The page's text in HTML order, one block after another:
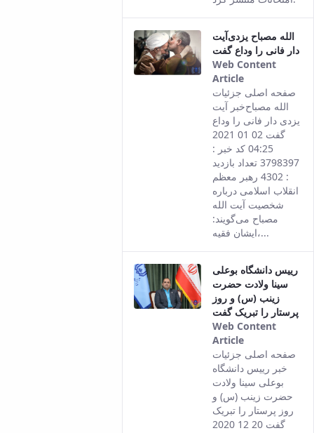
آیت‌‎الله مصباح یزدی
دار فانی را وداع گفت
Web Content
Article
This result
comes from
the Persian
version of
this content.
صفحه اصلی جزئیات
خبر آیت‌‎الله مصباح
یزدی دار فانی را وداع
گفت 02 01 2021
04:25 کد خبر :
3798397 تعداد بازدید
: 4302 رهبر معظم
انقلاب اسلامی درباره
شخصیت آیت الله
مصباح می‌گویند:
ایشان فقیه،...
رییس دانشگاه بوعلی
سینا ولادت حضرت
زینب (س) و روز
پرستار را تبریک گفت
Web Content
Article
This result
comes from
the Persian
version of
this content.
صفحه اصلی جزئیات
خبر رییس دانشگاه
بوعلی سینا ولادت
حضرت زینب (س) و
روز پرستار را تبریک
گفت 20 12 2020